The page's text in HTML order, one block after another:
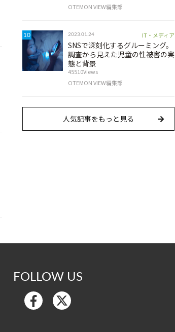
OTEMON VIEW編集部
10 2023.01.24 IT・メディア
SNSで深刻化するグルーミング。
調査から見えた児童の性被害の実
態と背景
45510Views
OTEMON VIEW編集部
人気記事をもっと見る
FOLLOW US